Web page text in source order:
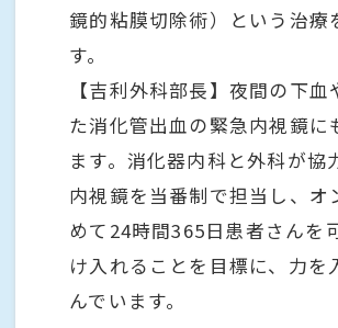
鏡的粘膜切除術）という治療
す。
【吉利外科部長】夜間の下血
た消化管出血の緊急内視鏡に
ます。消化器内科と外科が協
内視鏡を当番制で担当し、オ
めて24時間365日患者さんを
け入れることを目標に、力を
んでいます。